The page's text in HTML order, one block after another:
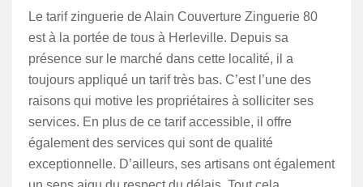
Le tarif zinguerie de Alain Couverture Zinguerie 80
est à la portée de tous à Herleville. Depuis sa
présence sur le marché dans cette localité, il a
toujours appliqué un tarif très bas. C’est l’une des
raisons qui motive les propriétaires à solliciter ses
services. En plus de ce tarif accessible, il offre
également des services qui sont de qualité
exceptionnelle. D’ailleurs, ses artisans ont également